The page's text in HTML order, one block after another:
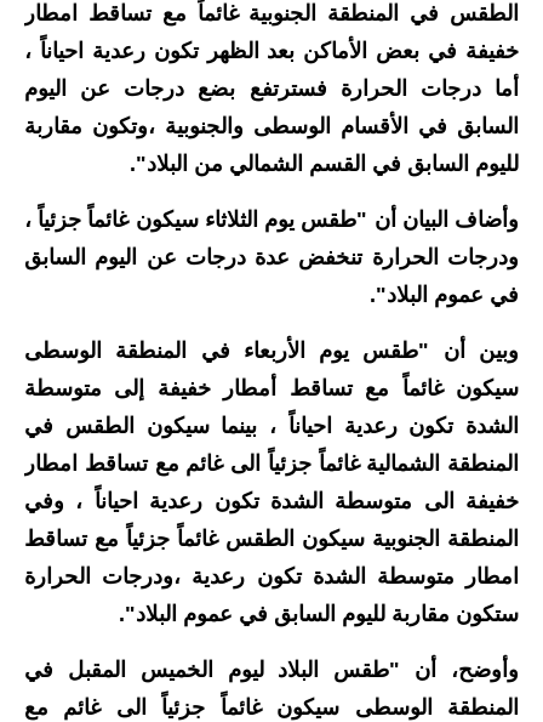
اسئلة وزارية
المرحلة الابتدائية
المرحلة المتوسطة
مرشحات
المرحلة المتوسطة
المرحلة الاعدادية
كتب مدرسية
المرحلة الابتدائية
المرحلة المتوسطة
ملازم دراسية
الطقس في المنطقة الجنوبية غائماً مع تساقط امطار
خفيفة في بعض الأماكن بعد الظهر تكون رعدية احياناً ،
أما درجات الحرارة فسترتفع بضع درجات عن اليوم
السابق في الأقسام الوسطى والجنوبية ،وتكون مقاربة
لليوم السابق في القسم الشمالي من البلاد".
وأضاف البيان أن "طقس يوم الثلاثاء سيكون غائماً جزئياً ،
ودرجات الحرارة تنخفض عدة درجات عن اليوم السابق
في عموم البلاد".
وبين أن "طقس يوم الأربعاء في المنطقة الوسطى
سيكون غائماً مع تساقط أمطار خفيفة إلى متوسطة
الشدة تكون رعدية احياناً ، بينما سيكون الطقس في
المنطقة الشمالية غائماً جزئياً الى غائم مع تساقط امطار
خفيفة الى متوسطة الشدة تكون رعدية احياناً ، وفي
المنطقة الجنوبية سيكون الطقس غائماً جزئياً مع تساقط
امطار متوسطة الشدة تكون رعدية ،ودرجات الحرارة
ستكون مقاربة لليوم السابق في عموم البلاد".
وأوضح، أن "طقس البلاد ليوم الخميس المقبل في
المنطقة الوسطى سيكون غائماً جزئياً الى غائم مع